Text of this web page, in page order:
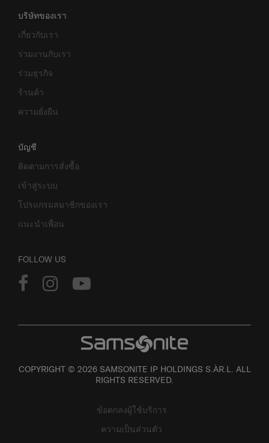
บริษัทของเรา
เกี่ยวกับเรา
ร่วมงานกับเรา
ร่วมธุรกิจ
ร้านค้า
ความยั่งยืน
บัญชี
ติดตามการสั่งซื้อ
เข้าสู่ระบบ
โปรแกรมสมาชิกของเรา
แนะนำเพื่อน
FOLLOW US
COPYRIGHT © 2026 SAMSONITE IP HOLDINGS S.ÀR.L. ALL
RIGHTS RESERVED.
ข้อตกลงผู้ใช้บริการ
ความเป็นส่วนตัว